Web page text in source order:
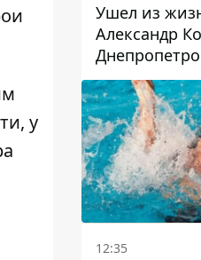
у
Ушел из
Александр
12:35